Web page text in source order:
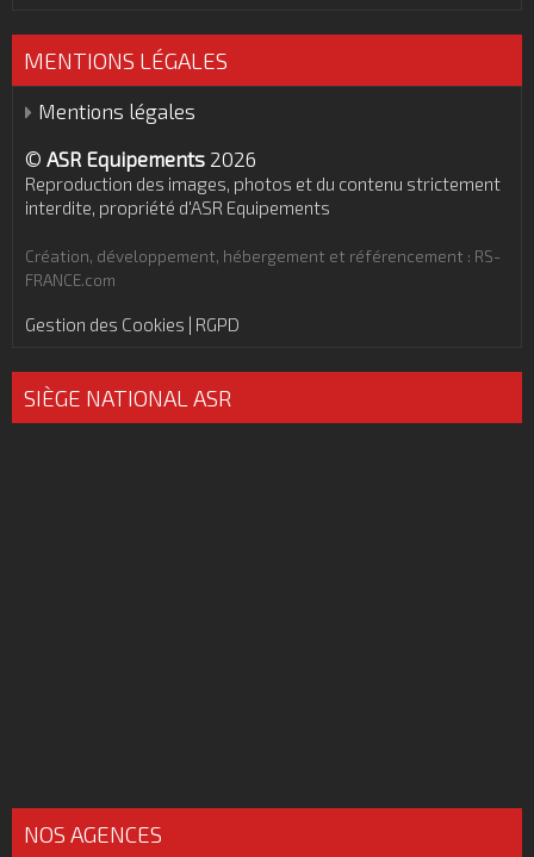
MENTIONS LÉGALES
Mentions légales
© ASR Equipements 2026
Reproduction des images, photos et du contenu strictement
interdite, propriété d'ASR Equipements
Création, développement, hébergement et référencement : RS-
FRANCE.com
Gestion des Cookies | RGPD
SIÈGE NATIONAL ASR
NOS AGENCES